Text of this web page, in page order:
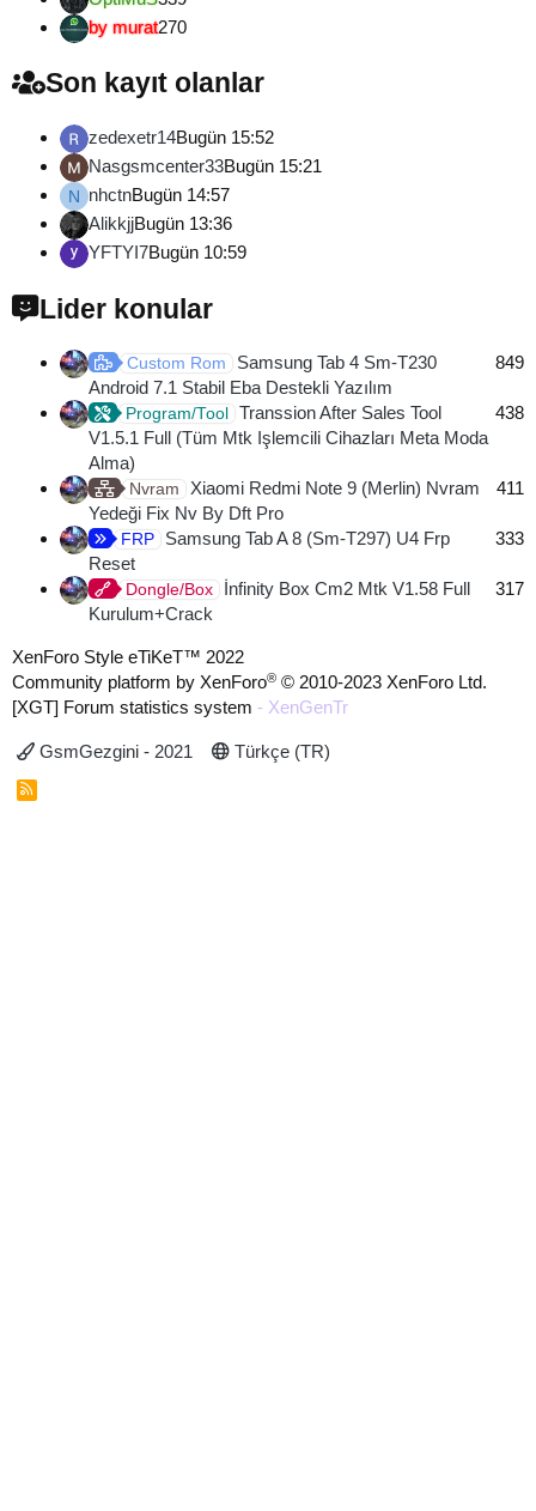
by murat270
Son kayıt olanlar
zedexetr14Bugün 15:52
Nasgsmcenter33Bugün 15:21
N nhctnBugün 14:57
AlikkjjBugün 13:36
YFTYI7Bugün 10:59
Lider konular
Custom Rom
Samsung Tab 4 Sm-T230
Android 7.1 Stabil Eba Destekli Yazılım
849
Program/Tool
Transsion After Sales Tool
V1.5.1 Full (Tüm Mtk Işlemcili Cihazları Meta Moda
Alma)
438
Nvram
Xiaomi Redmi Note 9 (Merlin) Nvram
Yedeği Fix Nv By Dft Pro
411
FRP
Samsung Tab A 8 (Sm-T297) U4 Frp
Reset
333
Dongle/Box
İnfinity Box Cm2 Mtk V1.58 Full
Kurulum+Crack
317
XenForo Style eTiKeT™ 2022
Community platform by XenForo® © 2010-2023 XenForo Ltd.
[XGT] Forum statistics system - XenGenTr
GsmGezgini - 2021 Türkçe (TR)